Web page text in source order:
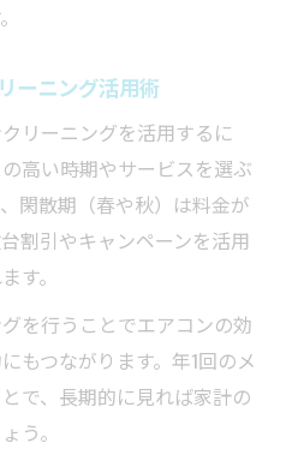
クリーニング業者の見
コンクリーニング頻度の
ング適切な頻度と予算の
保つための頻度と費用バ
るエアコンクリーニング
ーニング活用術
リーニングを活用するに
高い時期やサービスを選ぶ
閑散期（春や秋）は料金が
割引やキャンペーンを活用
す。
を行うことでエアコンの効
もつながります。年1回のメ
で、長期的に見れば家計の
う。